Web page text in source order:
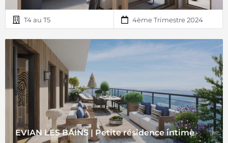
T4 au T5 4ème Trimestre 2024
EVIAN LES BAINS | Petite résidence intime